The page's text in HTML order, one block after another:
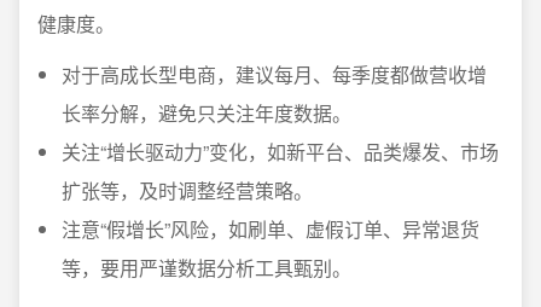
健康度。
对于高成长型电商，建议每月、每季度都做营收增
长率分解，避免只关注年度数据。
关注“增长驱动力”变化，如新平台、品类爆发、市场
扩张等，及时调整经营策略。
注意“假增长”风险，如刷单、虚假订单、异常退货
等，要用严谨数据分析工具甄别。